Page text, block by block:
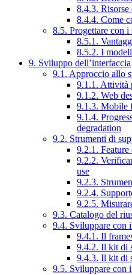
8.4.3. Risorse
8.4.4. Come
8.5. Progettare con
8.5.1.
8.5.2. I
9. Sviluppo dell’interfaccia
9.1. Approccio allo
9.1.1. Attività
9.1.2. Web
9.1.3. Mobile
9.1.4.
degradation
9.2. Strumenti di
9.2.1. Feature
9.2.2.
use
9.2.3.
9.2.4.
9.2.5.
9.3. Catalogo del
9.4. Sviluppare con
9.4.1. Il
9.4.2. Il kit di
9.4.3. Il kit di
9.5. Sviluppare con